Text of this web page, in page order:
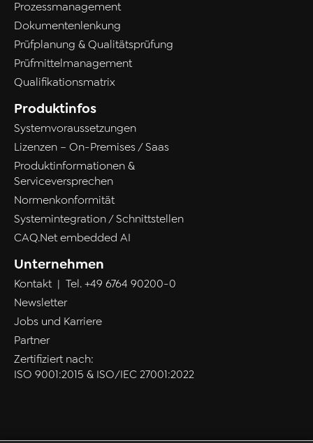
Prozessmanagement
Dokumentenlenkung
Prüfplanung & Qualitätsprüfung
Prüfmittelmanagement
Qualifikationsmatrix
Produktinfos
Systemvoraussetzungen
Lizenzen – On-Premises / Saas
Produktinformationen &
Serviceversprechen
Normenkonformität
Systemintegration / Schnittstellen
CAQ.Net embedded AI
Unternehmen
Kontakt| Tel. +49 6764 90200-0
Newsletter
Jobs und Karriere
Partner
Zertifiziert nach:
ISO 9001:2015 & ISO/IEC 27001:2022